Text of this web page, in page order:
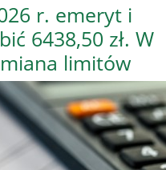
r. emeryt i
6438,50 zł. W
limitów